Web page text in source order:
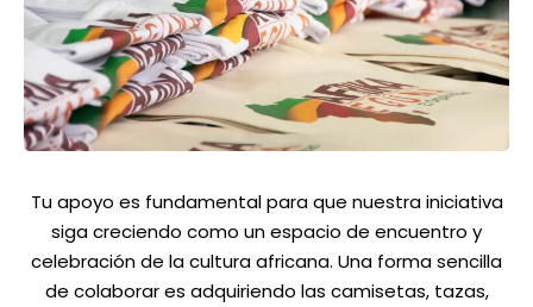
Tu apoyo es fundamental para que nuestra iniciativa
siga creciendo como un espacio de encuentro y
celebración de la cultura africana. Una forma sencilla
de colaborar es adquiriendo las camisetas, tazas,